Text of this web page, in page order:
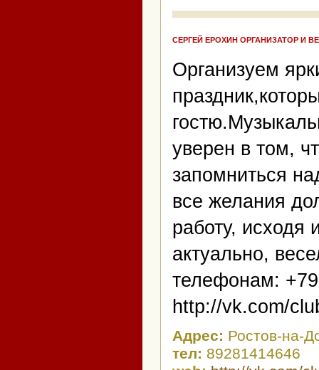
СЕРГЕЙ ЕРОХИН ОРГАНИЗАТОР И
Организуем
уверен в том,
запомниться
все желания
работу, исходя
актуально,
телефонам:
http://vk.com/
Адрес: Ростов-на-
тел: 89281414646